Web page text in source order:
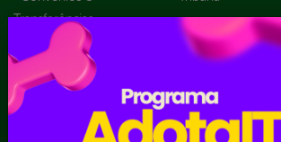
Transferências
Dados Abertos
Despesas
Diárias
Emendas
parlamentares